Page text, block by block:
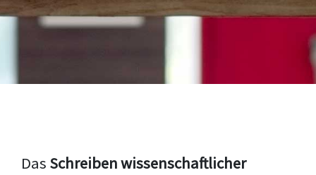
Das Schreiben wissenschaftlicher